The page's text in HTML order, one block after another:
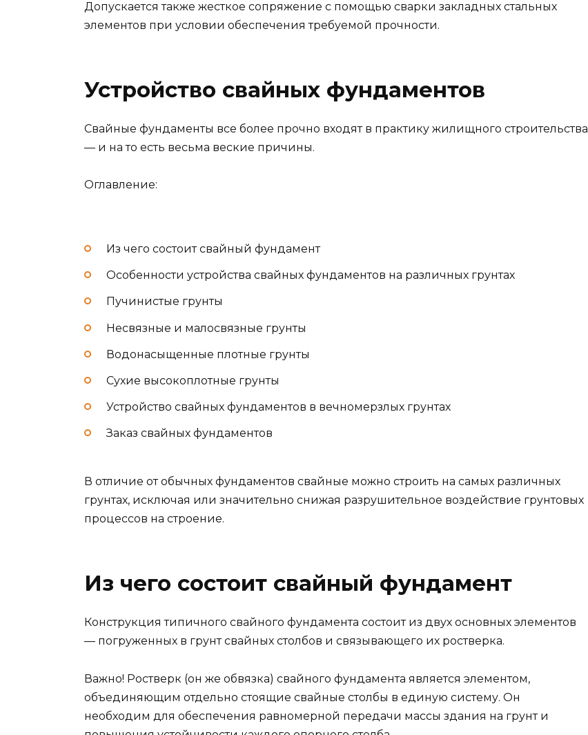
Допускается также жесткое сопряжение с помощью сварки закладных стальных
элементов при условии обеспечения требуемой прочности.
Устройство свайных фундаментов
Свайные фундаменты все более прочно входят в практику жилищного строительства
— и на то есть весьма веские причины.
Оглавление:
Из чего состоит свайный фундамент
Особенности устройства свайных фундаментов на различных грунтах
Пучинистые грунты
Несвязные и малосвязные грунты
Водонасыщенные плотные грунты
Сухие высокоплотные грунты
Устройство свайных фундаментов в вечномерзлых грунтах
Заказ свайных фундаментов
В отличие от обычных фундаментов свайные можно строить на самых различных
грунтах, исключая или значительно снижая разрушительное воздействие грунтовых
процессов на строение.
Из чего состоит свайный фундамент
Конструкция типичного свайного фундамента состоит из двух основных элементов
— погруженных в грунт свайных столбов и связывающего их ростверка.
Важно! Ростверк (он же обвязка) свайного фундамента является элементом,
объединяющим отдельно стоящие свайные столбы в единую систему. Он
необходим для обеспечения равномерной передачи массы здания на грунт и